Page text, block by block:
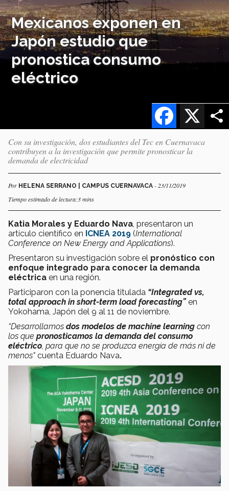
Mexicanos exponen en
Japón estudio que
pronostica consumo
eléctrico
X
Facebook
Con su investigación, dos estudiantes del Tec en Cuernavaca
contribuyen a la investigación que permite pronosticar la
demanda de electricidad
Por HELENA SERRANO | CAMPUS CUERNAVACA - 23/11/2019
Tiempo estimado de lectura:3 mins
Katia Morales y Eduardo Nava , presentaron un
artículo científico en ICNEA 2019 (International
Conference on New Energy and Applications).
Presentaron su investigación sobre el pronóstico con
enfoque integrado para conocer la demanda
eléctrica en una región.
Participaron con la ponencia titulada “Integrated vs,
total approach in short-term load forecasting”en
Yokohama, Japón del 9 al 11 de noviembre.
“Desarrollamos dos modelos de machine learning con
los que pronosticamos la demanda del consumo
eléctrico , para que no se produzca energía de más ni de
menos" cuenta Eduardo Nava.